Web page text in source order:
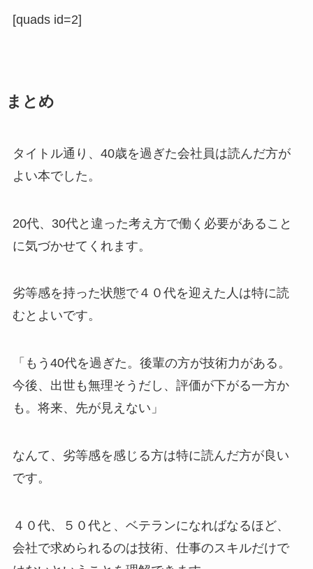
[quads id=2]
まとめ
タイトル通り、40歳を過ぎた会社員は読んだ方が
よい本でした。
20代、30代と違った考え方で働く必要があること
に気づかせてくれます。
劣等感を持った状態で４０代を迎えた人は特に読
むとよいです。
「もう40代を過ぎた。後輩の方が技術力がある。
今後、出世も無理そうだし、評価が下がる一方か
も。将来、先が見えない」
なんて、劣等感を感じる方は特に読んだ方が良い
です。
４０代、５０代と、ベテランになればなるほど、
会社で求められるのは技術、仕事のスキルだけで